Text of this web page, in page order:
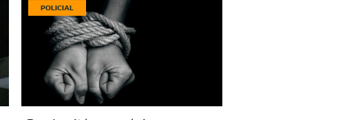
POLICIAL